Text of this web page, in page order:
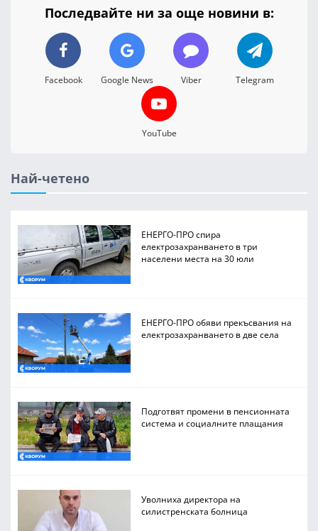
Последвайте ни за още новини в:
Facebook Google News Viber Telegram
YouTube
Най-четено
ЕНЕРГО-ПРО спира
електрозахранването в три
населени места на 30 юли
ЕНЕРГО-ПРО обяви прекъсвания на
електрозахранването в две села
Подготвят промени в пенсионната
система и социалните плащания
Уволниха директора на
силистренската болница